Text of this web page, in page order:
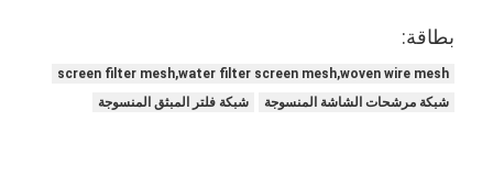
خلية نحل شبكيةبطاقة:
screen filter mesh,water filter screen mesh,woven wire mesh
شبكة مرشحات الشاشة المنسوجة
شبكة فلتر المبثق المنسوجة